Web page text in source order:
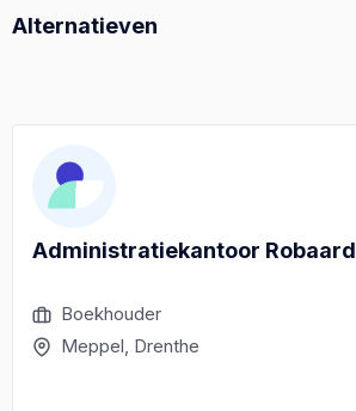
Alternatieven
Administratiekantoor Robaard
Boekhouder
Meppel, Drenthe